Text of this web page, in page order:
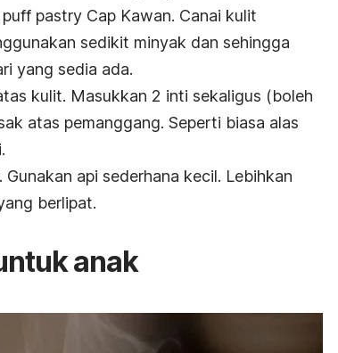
pastry Cap Kawan. Canai kulit
sedikit minyak dan sehingga
yang sedia ada.
kulit. Masukkan 2 inti sekaligus (boleh
atas pemanggang. Seperti biasa alas
api sederhana kecil. Lebihkan
berlipat.
anak